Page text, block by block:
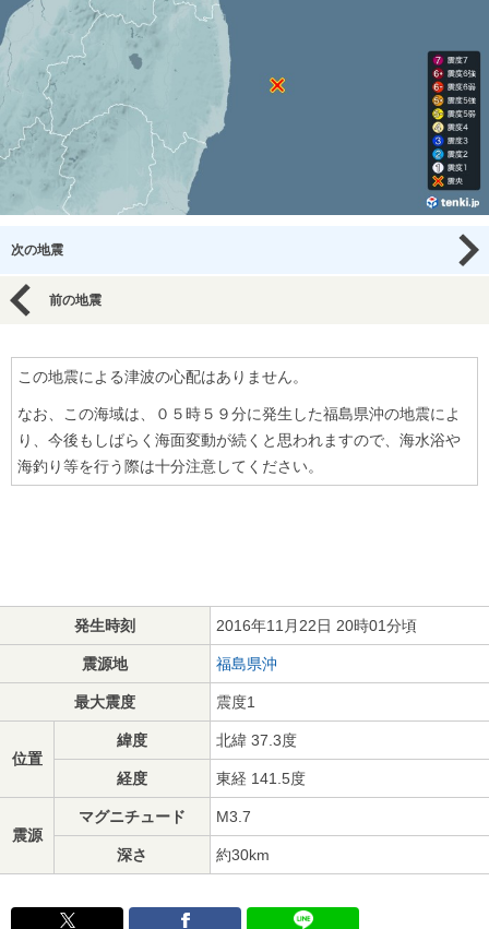
次の地震
前の地震
この地震による津波の心配はありません。
なお、この海域は、０５時５９分に発生した福島県沖の地震によ
り、今後もしばらく海面変動が続くと思われますので、海水浴や
海釣り等を行う際は十分注意してください。
発生時刻 2016年11月22日 20時01分頃
震源地 福島県沖
最大震度 震度1
位置
緯度 北緯 37.3度
経度 東経 141.5度
震源
マグニチュード M3.7
深さ 約30km